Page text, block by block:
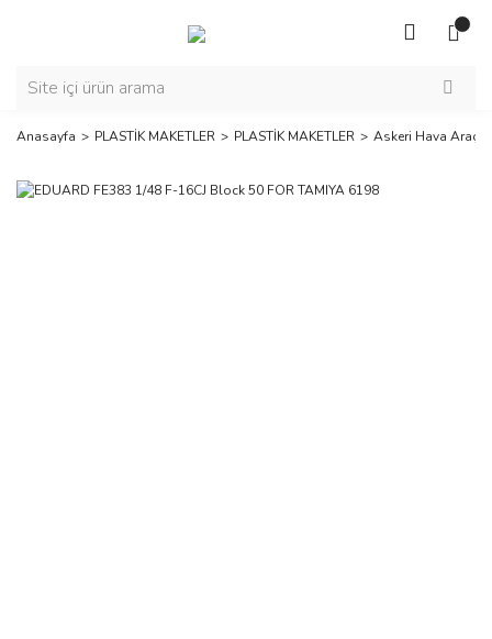
Anasayfa PLASTİK MAKETLER PLASTİK MAKETLER Askeri Hava